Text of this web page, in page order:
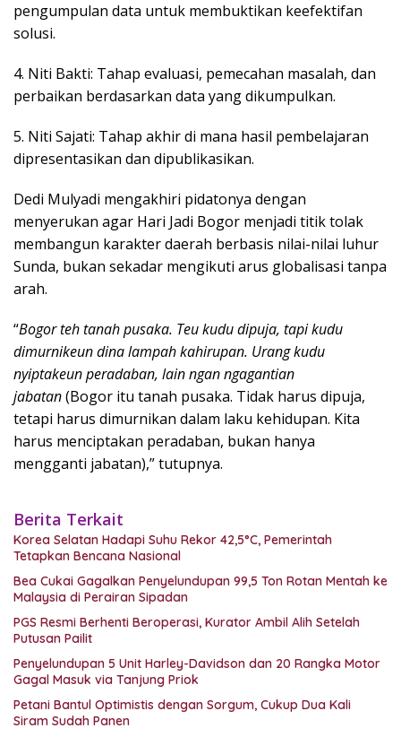
pengumpulan data untuk membuktikan keefektifan
solusi.
4. Niti Bakti: Tahap evaluasi, pemecahan masalah, dan
perbaikan berdasarkan data yang dikumpulkan.
5. Niti Sajati: Tahap akhir di mana hasil pembelajaran
dipresentasikan dan dipublikasikan.
Dedi Mulyadi mengakhiri pidatonya dengan
menyerukan agar Hari Jadi Bogor menjadi titik tolak
membangun karakter daerah berbasis nilai-nilai luhur
Sunda, bukan sekadar mengikuti arus globalisasi tanpa
arah.
“Bogor teh tanah pusaka. Teu kudu dipuja, tapi kudu
dimurnikeun dina lampah kahirupan. Urang kudu
nyiptakeun peradaban, lain ngan ngagantian
jabatan(Bogor itu tanah pusaka. Tidak harus dipuja,
tetapi harus dimurnikan dalam laku kehidupan. Kita
harus menciptakan peradaban, bukan hanya
mengganti jabatan),” tutupnya.
Berita Terkait
Korea Selatan Hadapi Suhu Rekor 42,5°C, Pemerintah
Tetapkan Bencana Nasional
Bea Cukai Gagalkan Penyelundupan 99,5 Ton Rotan Mentah ke
Malaysia di Perairan Sipadan
PGS Resmi Berhenti Beroperasi, Kurator Ambil Alih Setelah
Putusan Pailit
Penyelundupan 5 Unit Harley-Davidson dan 20 Rangka Motor
Gagal Masuk via Tanjung Priok
Petani Bantul Optimistis dengan Sorgum, Cukup Dua Kali
Siram Sudah Panen